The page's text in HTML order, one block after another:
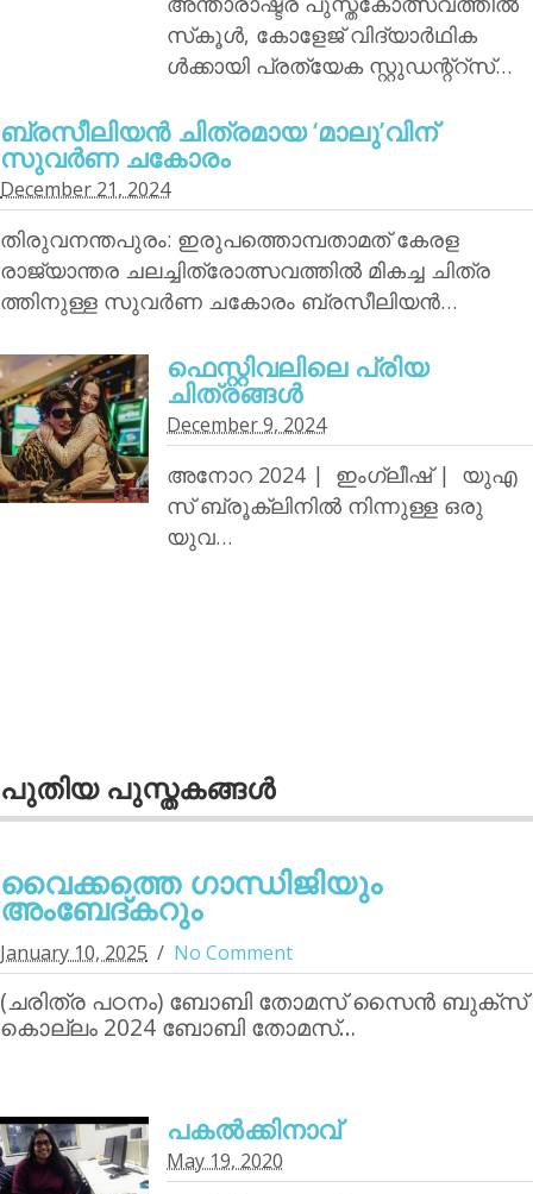
സ്‌കൂള്‍, കോളേജ് വിദ്യാര്‍ഥിക
ള്‍ക്കായി പ്രത്യേക സ്റ്റുഡന്റ്‌റ്‌സ്…
ബ്രസീലിയന്‍ ചിത്രമായ ‘മാലു’വിന്
സുവര്‍ണ ചകോരം
December 21, 2024
തിരുവനന്തപുരം: ഇരുപത്തൊമ്പതാമത് കേരള
രാജ്യാന്തര ചലച്ചിത്രോത്സവത്തില്‍ മികച്ച ചിത്ര
ത്തിനുള്ള സുവര്‍ണ ചകോരം ബ്രസീലിയന്‍…
ഫെസ്റ്റിവലിലെ പ്രിയ
ചിത്രങ്ങള്‍
December 9, 2024
അനോറ 2024 | ഇംഗ്ലീഷ് | യുഎ
സ് ബ്രൂക്ലിനില്‍ നിന്നുള്ള ഒരു
യുവ…
പുതിയ പുസ്തകങ്ങള്‍
വൈക്കത്തെ ഗാന്ധിജിയും
അംബേദ്കറും
January 10, 2025 No Comment
(ചരിത്ര പഠനം) ബോബി തോമസ് സൈന്‍ ബുക്‌സ്
കൊല്ലം 2024 ബോബി തോമസ്…
പകൽക്കിനാവ്‌
May 19, 2020